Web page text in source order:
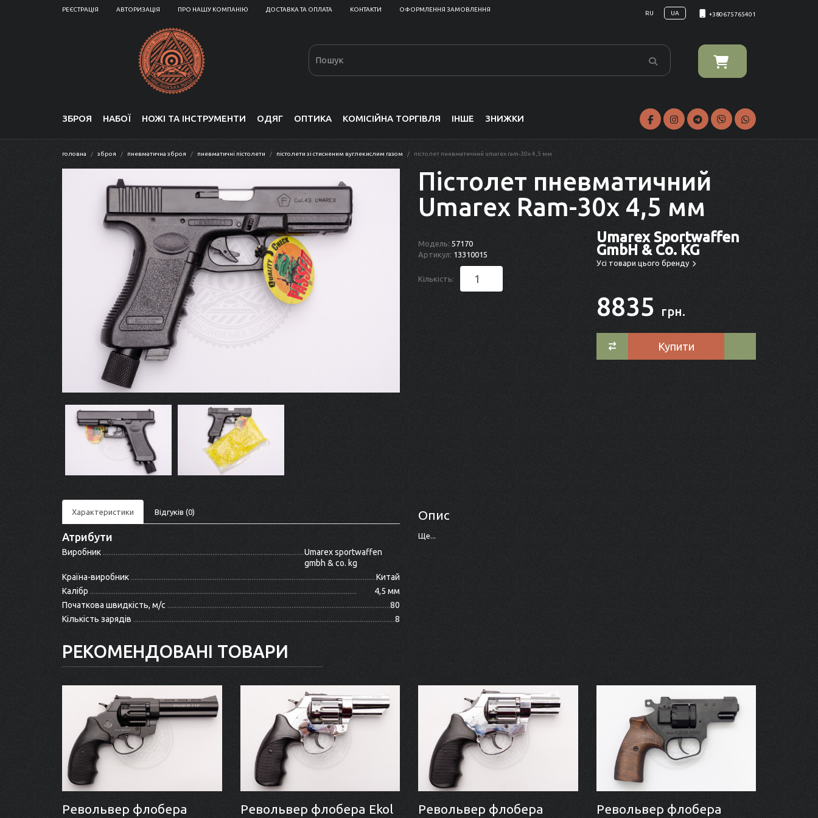
РЕЄСТРАЦІЯ АВТОРИЗАЦІЯ ПРО НАШУ КОМПАНІЮ ДОСТАВКА ТА ОПЛАТА КОНТАКТИ ОФОРМЛЕННЯ ЗАМОВЛЕННЯ
RU UA +380675765401
ЗБРОЯ НАБОЇ НОЖІ ТА ІНСТРУМЕНТИ ОДЯГ ОПТИКА КОМІСІЙНА ТОРГІВЛЯ ІНШЕ ЗНИЖКИ
головна зброя пневматична зброя пневматичні пістолети пістолети зі стисненим вуглекислим газом пістолет пневматичний umarex ram-30x 4,5 мм
Пістолет пневматичний
Umarex Ram-30x 4,5 мм
Модель: 57170
Артикул: 13310015
Кількість:
Umarex Sportwaffen
GmbH & Co. KG
Усі товари цього бренду
8835 грн.
Купити
Характеристики Відгуків (0)
Атрибути
Виробник
Umarex sportwaffen
gmbh & co. kg
Країна-виробник
Китай
Калібр
4,5 мм
Початкова швидкість, м/с
80
Кількість зарядів
8
Опис
Ще...
РЕКОМЕНДОВАНІ ТОВАРИ
Револьвер флобера Револьвер флобера Ekol Револьвер флобера Револьвер флобера